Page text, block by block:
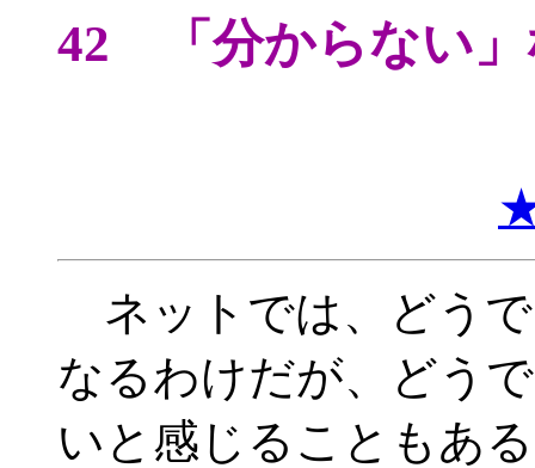
42 「分からない」
ネットでは、どう
なるわけだが、どう
いと感じることもあ